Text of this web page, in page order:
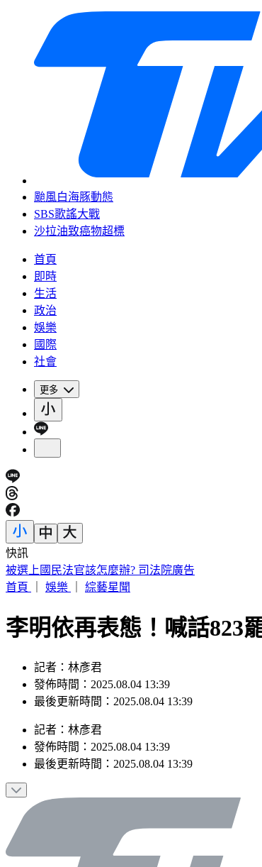
颱風白海豚動態
SBS歌謠大戰
沙拉油致癌物超標
首頁
即時
生活
政治
娛樂
國際
社會
更多
快訊
海基會預算遭砍恐成「使用者付費」 羅文嘉：難
首頁
娛樂 綜藝星聞
李明依再表態！喊話
記者：林彥君
發佈時間：2025.08.04 13:39
最後更新時間：2025.08.04 13:39
記者 ： 林彥君
發佈時間： 2025.08.04 13:39
最後更新時間： 2025.08.04 13:39